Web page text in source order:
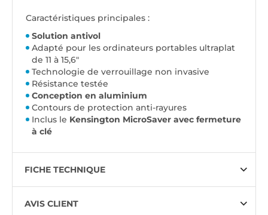
Caractéristiques principales :
Solution antivol
Adapté pour les ordinateurs portables ultraplat
de 11 à 15,6"
Technologie de verrouillage non invasive
Résistance testée
Conception en aluminium
Contours de protection anti-rayures
Inclus le Kensington MicroSaver avec fermeture
à clé
FICHE TECHNIQUE
AVIS CLIENT